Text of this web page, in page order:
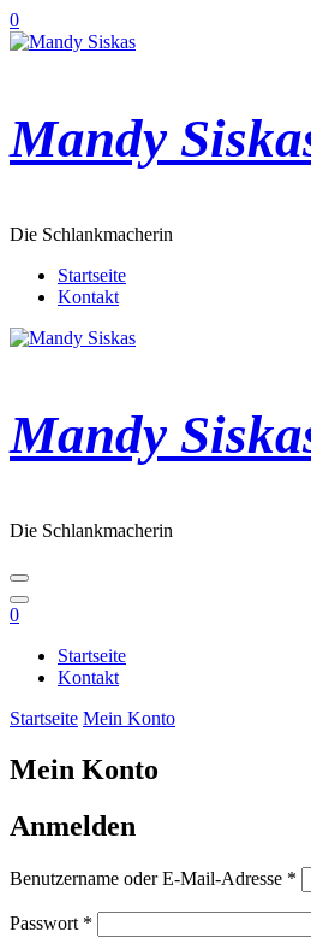
Zum
Inhalt
0
Mandy
Die Schlankmacherin
Startseite
Kontakt
Mandy
Die Schlankmacherin
0
Startseite
Kontakt
Startseite Mein Konto
Mein Konto
Anmelden
Benutzername oder E-Mail-Adresse *
Passwort *